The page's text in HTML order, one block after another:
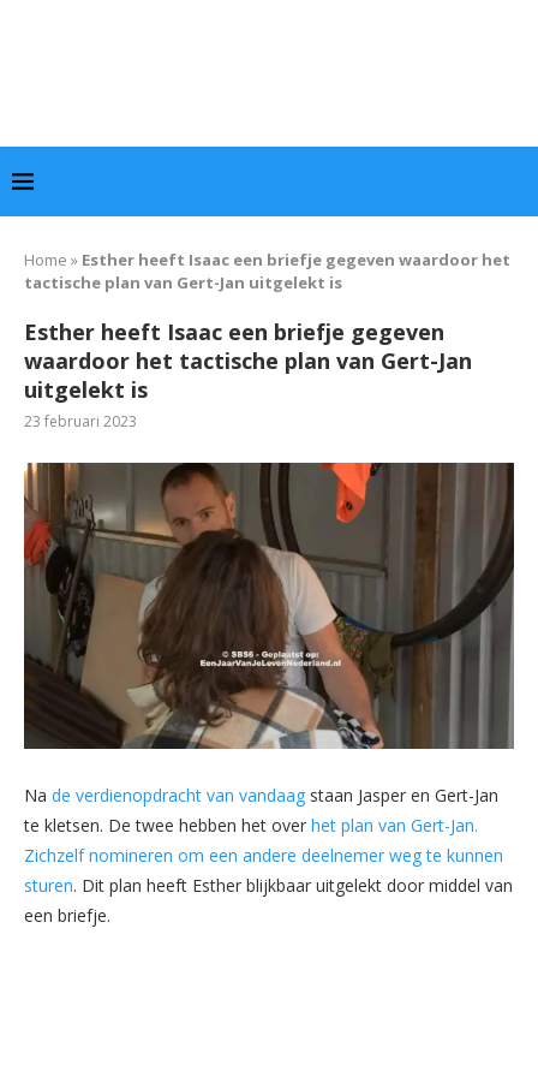
Home » Esther heeft Isaac een briefje gegeven waardoor het
tactische plan van Gert-Jan uitgelekt is
Esther heeft Isaac een briefje gegeven
waardoor het tactische plan van Gert-Jan
uitgelekt is
23 februari 2023
Na de verdienopdracht van vandaag staan Jasper en Gert-Jan
te kletsen. De twee hebben het over het plan van Gert-Jan.
Zichzelf nomineren om een andere deelnemer weg te kunnen
sturen. Dit plan heeft Esther blijkbaar uitgelekt door middel van
een briefje.